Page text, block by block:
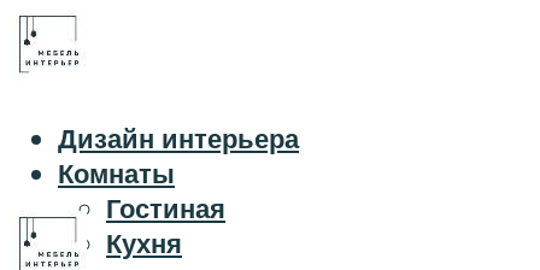
Дизайн интерьера
Комнаты
Гостиная
Кухня